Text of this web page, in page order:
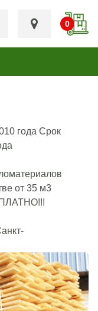
года Срок
от 35 м3